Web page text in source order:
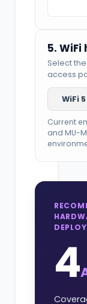
5.
Select
access
WiFi 5
Current
and MU-
4